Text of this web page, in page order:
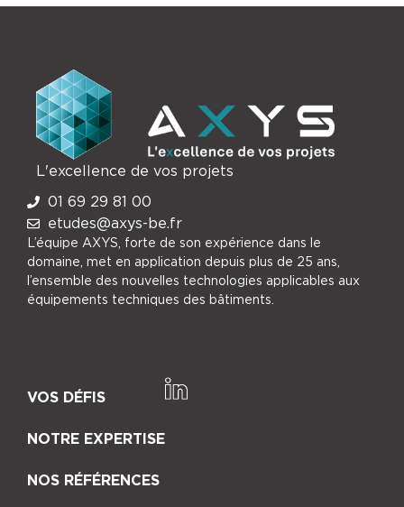
L'excellence de vos projets
01 69 29 81 00
etudes@axys-be.fr
L’équipe AXYS, forte de son expérience dans le
domaine, met en application depuis plus de 25 ans,
l’ensemble des nouvelles technologies applicables aux
équipements techniques des bâtiments.
VOS DÉFIS
NOTRE EXPERTISE
NOS RÉFÉRENCES